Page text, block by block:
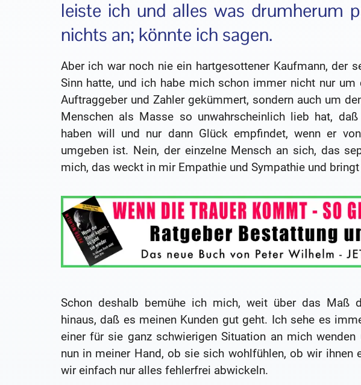
leiste ich und alles was drumherum
nichts an; könnte ich sagen.
Aber ich war noch nie ein hartgesottener Kaufmann, der
Sinn hatte, und ich habe mich schon immer nicht nur um
Auftraggeber und Zahler gekümmert, sondern auch um
Menschen als Masse so unwahrscheinlich lieb hat,
haben will und nur dann Glück empfindet, wenn er
umgeben ist. Nein, der einzelne Mensch an sich, das
mich, das weckt in mir Empathie und Sympathie und
Schon deshalb bemühe ich mich, weit über das Maß
hinaus, daß es meinen Kunden gut geht. Ich sehe es
einer für sie ganz schwierigen Situation an mich
nun in meiner Hand, ob sie sich wohlfühlen, ob wir ihnen
wir einfach nur alles fehlerfrei abwickeln.